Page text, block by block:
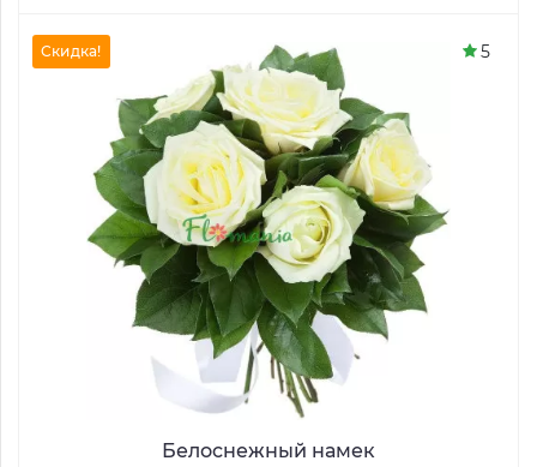
Белоснежный намек
Скидка! 5